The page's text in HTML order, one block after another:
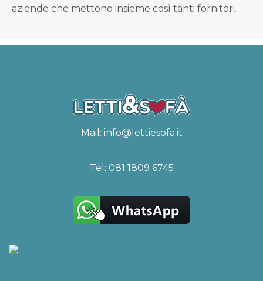
aziende che mettono insieme così tanti fornitori.
Mail: info@lettiesofa.it
Tel: 081 1809 6745